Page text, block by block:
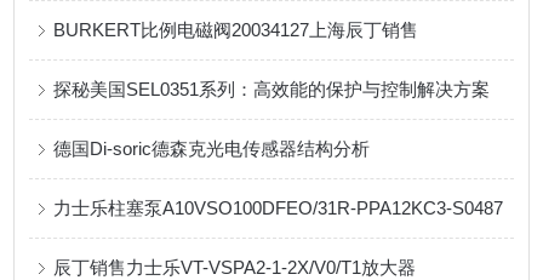
BURKERT比例电磁阀20034127上海辰丁销售
探秘美国SEL0351系列：高效能的保护与控制解决方案
德国Di-soric德森克光电传感器结构分析
力士乐柱塞泵A10VSO100DFEO/31R-PPA12KC3-S0487
辰丁销售力士乐VT-VSPA2-1-2X/V0/T1放大器